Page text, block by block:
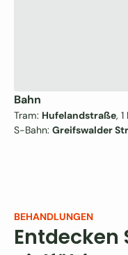
Bahn
Tram: Hufelandstraße,
S-Bahn: Greifswalder
BEHANDLUNGEN
Entdecken